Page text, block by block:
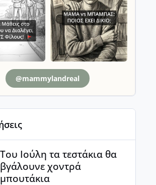
@mammylandreal
Του Ιούλη τα τεστάκια θα
βγάλουνε χοντρά
μπουτάκια